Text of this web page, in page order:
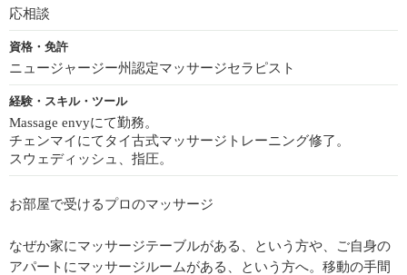
応相談
資格・免許
ニュージャージー州認定マッサージセラピスト
経験・スキル・ツール
Massage envyにて勤務。
チェンマイにてタイ古式マッサージトレーニング修了。
スウェディッシュ、指圧。
お部屋で受けるプロのマッサージ
なぜか家にマッサージテーブルがある、という方や、ご自身の
アパートにマッサージルームがある、という方へ。移動の手間